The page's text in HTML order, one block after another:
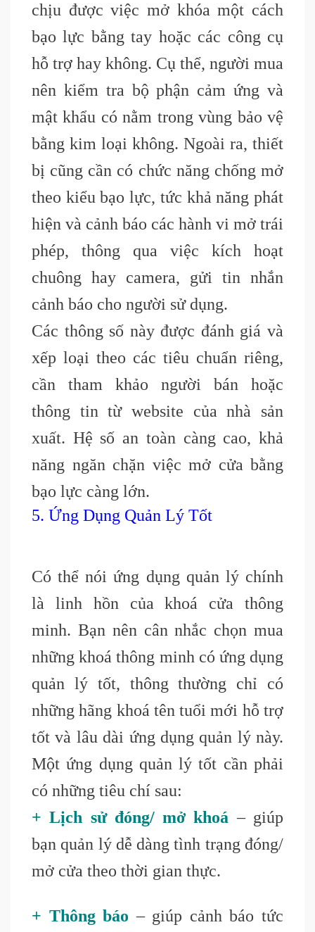
chịu được việc mở khóa một cách
bạo lực bằng tay hoặc các công cụ
hỗ trợ hay không. Cụ thể, người mua
nên kiểm tra bộ phận cảm ứng và
mật khẩu có nằm trong vùng bảo vệ
bằng kim loại không. Ngoài ra, thiết
bị cũng cần có chức năng chống mở
theo kiểu bạo lực, tức khả năng phát
hiện và cảnh báo các hành vi mở trái
phép, thông qua việc kích hoạt
chuông hay camera, gửi tin nhắn
cảnh báo cho người sử dụng.
Các thông số này được đánh giá và
xếp loại theo các tiêu chuẩn riêng,
cần tham khảo người bán hoặc
thông tin từ website của nhà sản
xuất. Hệ số an toàn càng cao, khả
năng ngăn chặn việc mở cửa bằng
bạo lực càng lớn.
5. Ứng Dụng Quản Lý Tốt
Có thể nói ứng dụng quản lý chính
là linh hồn của khoá cửa thông
minh. Bạn nên cân nhắc chọn mua
những khoá thông minh có ứng dụng
quản lý tốt, thông thường chỉ có
những hãng khoá tên tuổi mới hỗ trợ
tốt và lâu dài ứng dụng quản lý này.
Một ứng dụng quản lý tốt cần phải
có những tiêu chí sau:
+ Lịch sử đóng/ mở khoá – giúp
bạn quản lý dễ dàng tình trạng đóng/
mở cửa theo thời gian thực.
+ Thông báo – giúp cảnh báo tức